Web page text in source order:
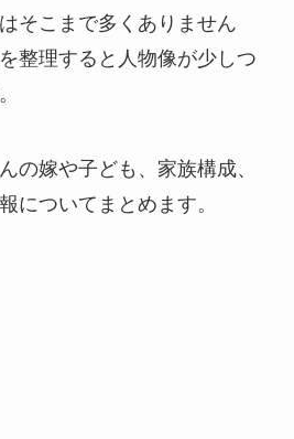
そこまで多くありません
整理すると人物像が少しつ
の嫁や子ども、家族構成、
についてまとめます。